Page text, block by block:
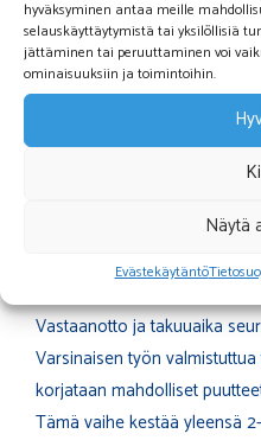
hyväksyminen antaa meille
selauskäyttäytymistä tai yksilöllisiä
jättäminen tai peruuttaminen voi
ominaisuuksiin ja toimintoihin.
Näytä
Evästekäytäntö
Kalusteasennukset
kohden
Loppusiivous ja
Työ etenee yleensä
pystylinjassa olevat asunnot
ansiosta yksittäisen
lyhyempi kuin koko remontin
Vastaanotto ja takuuaika
Varsinaisen työn
korjataan mahdolliset
Tämä vaihe kestää yleensä